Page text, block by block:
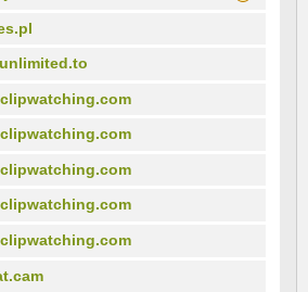
clipwatching.com
clipwatching.com
clipwatching.com
clipwatching.com
clipwatching.com